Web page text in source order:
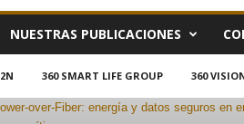
NUESTRAS PUBLICACIONES
2N 360 SMART LIFE GROUP 360